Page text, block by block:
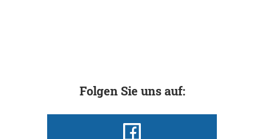
Folgen Sie uns auf: